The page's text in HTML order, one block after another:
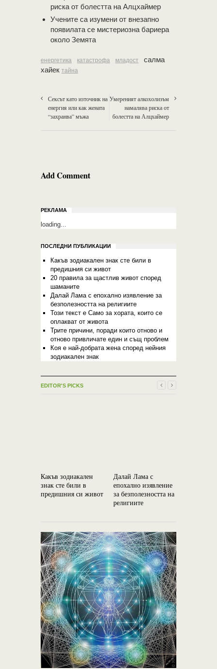
риска от болестта на Алцхаймер
Учените са изумени от внезапно
появилата се мистериозна бариера
около Земята
енергетика катастрофа младост
салма
хайек тайна
Сексът като източник на
енергия или как жената
“захранва” мъжа
Умереният алкохолизъм
намалява риска от
болестта на Алцхаймер
Add Comment
РЕКЛАМА
loading...
ПОСЛЕДНИ ПУБЛИКАЦИИ
Какъв зодиакален знак сте били в
предишния си живот
20 правила за щастлив живот според
шаманите
Далай Лама с епохално изявление за
безполезността на религиите
Този текст е Само за хората, които се
оплакват от живота
Трите причини, поради които отново и
отново привличате един и същ проблем
Коя е най-добрата жена според нейния
зодиакален знак
EDITOR'S PICKS
Какъв зодиакален
знак сте били в
предишния си живот
Далай Лама с
епохално изявление
за безполезността на
религиите